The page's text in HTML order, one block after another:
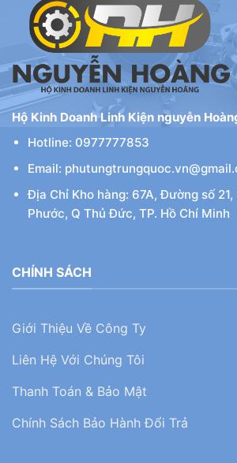
Hộ Kinh Doanh Linh Kiện nguyễn
Hotline: 0977777853
Email:
Địa Chỉ Kho hàng: 67A, Đường số 21,
Phước, Q Thủ Đức, TP. Hồ Chí Minh
CHÍNH SÁCH
Giới Thiệu Về Công Ty
Liên Hệ Với Chúng Tôi
Thanh Toán & Bảo Mật
Chính Sách Bảo Hành Đổi Trả